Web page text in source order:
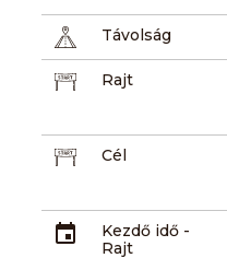
Távolság
Rajt
Cél
Kezdő idő -
Rajt